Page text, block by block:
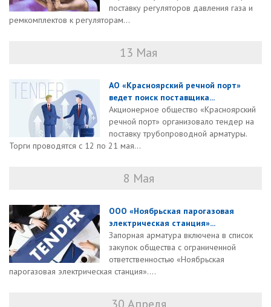
поставку регуляторов давления газа и
ремкомплектов к регуляторам...
13 Мая
АО «Красноярский речной порт»
ведет поиск поставщика...
Акционерное общество «Красноярский
речной порт» организовало тендер на
поставку трубопроводной арматуры.
Торги проводятся с 12 по 21 мая...
8 Мая
ООО «Ноябрьская парогазовая
электрическая станция»...
Запорная арматура включена в список
закупок общества с ограниченной
ответственностью «Ноябрьская
парогазовая электрическая станция»....